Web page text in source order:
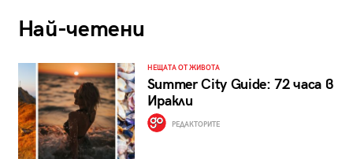
Най-четени
НЕЩАТА ОТ ЖИВОТА
Summer City Guide: 72 часа в
Иракли
РЕДАКТОРИТЕ